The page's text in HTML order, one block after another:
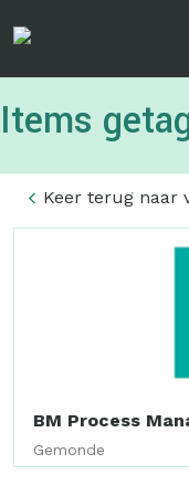
Items
Keer terug naar
BM Process
Gemonde